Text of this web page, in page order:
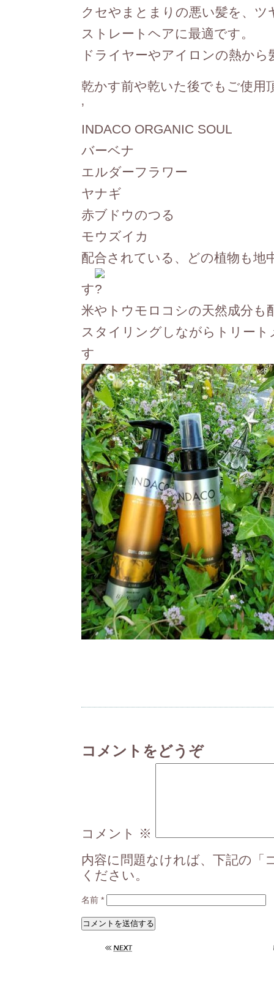
クセやまとまりの悪い髪を、
ストレートヘアに最適です。
ドライヤーやアイロンの熱から
乾かす前や乾いた後でもご使用
’
INDACO ORGANIC SOUL
バーベナ
エルダーフラワー
ヤナギ
赤ブドウのつる
モウズイカ
配合されている、どの植物も地
す
米やトウモロコシの天然成分も
スタイリングしながらトリー
す
コメントをどうぞ
コメント
※
内容に問題なければ、下記の「
ください。
名前 *